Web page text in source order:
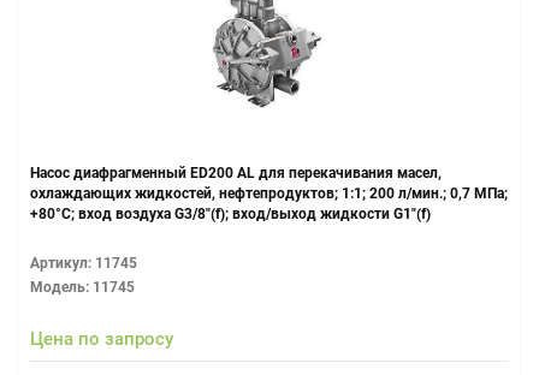
Насос диафрагменный ЕD200 AL для перекачивания масел,
охлаждающих жидкостей, нефтепродуктов; 1:1; 200 л/мин.; 0,7 МПа;
+80°С; вход воздуха G3/8"(f); вход/выход жидкости G1"(f)
Артикул: 11745
Модель: 11745
Цена по запросу